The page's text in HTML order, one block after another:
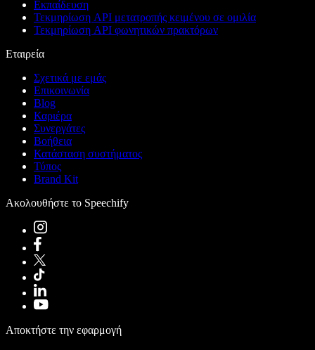
Εκπαίδευση
Τεκμηρίωση API μετατροπής κειμένου σε ομιλία
Τεκμηρίωση API φωνητικών πρακτόρων
Εταιρεία
Σχετικά με εμάς
Επικοινωνία
Blog
Καριέρα
Συνεργάτες
Βοήθεια
Κατάσταση συστήματος
Τύπος
Brand Kit
Ακολουθήστε το Speechify
Αποκτήστε την εφαρμογή